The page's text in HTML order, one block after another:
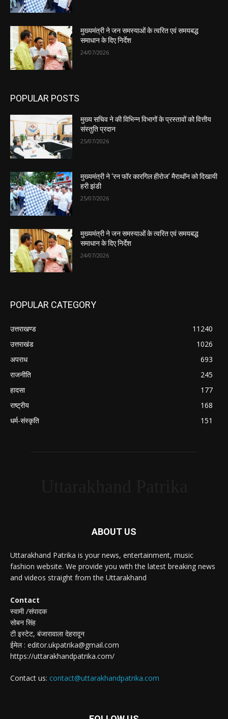
मुख्यमंत्री ने जन समस्याओं के त्वरित एवं समयबद्ध
समाधान के दिए निर्देश
24/07/2026
POPULAR POSTS
मुख्य सचिव ने की विभिन्न विभागों के प्रस्तावों को वित्तीय
संस्तुति प्रदान
25/07/2026
मुख्यमंत्री ने ‘रन फॉर कारगिल हीरोज’ मैराथॉन को दिखायी
हरी झंडी
25/07/2026
मुख्यमंत्री ने जन समस्याओं के त्वरित एवं समयबद्ध
समाधान के दिए निर्देश
24/07/2026
POPULAR CATEGORY
उत्तराखण्ड
11240
उत्तराखंड
1026
अपराध
693
राजनीति
245
हादसा
177
राष्ट्रीय
168
धर्म-संस्कृति
151
ABOUT US
Uttarakhand Patrika is your news, entertainment, music
fashion website. We provide you with the latest breaking news
and videos straight from the Uttarakhand
Contact
स्वामी /संपादक
सोबन सिंह
टी इस्टेट, बंजारावाला देहरादून
ईमेल : editor.ukpatrika@gmail.com
https://uttarakhandpatrika.com/
Contact us: contact@uttarakhandpatrika.com